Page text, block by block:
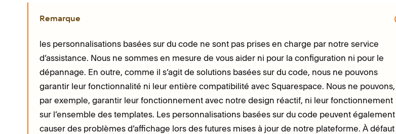
Remarque
les personnalisations basées sur du code ne sont pas prises en charge par notre service
d’assistance. Nous ne sommes en mesure de vous aider ni pour la configuration ni pour le
dépannage. En outre, comme il s’agit de solutions basées sur du code, nous ne pouvons
garantir leur fonctionnalité ni leur entière compatibilité avec Squarespace. Nous ne pouvons,
par exemple, garantir leur fonctionnement avec notre design réactif, ni leur fonctionnement
sur l’ensemble des templates. Les personnalisations basées sur du code peuvent également
causer des problèmes d’affichage lors des futures mises à jour de notre plateforme. À défaut